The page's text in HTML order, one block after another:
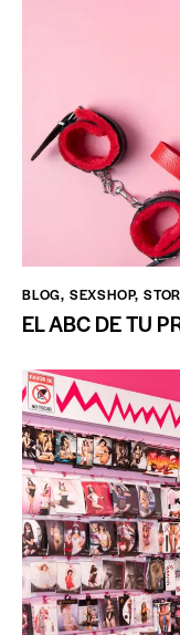
BLOG, SEXSHOP,
EL ABC DE TU